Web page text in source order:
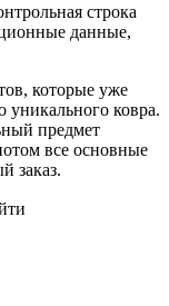
строка
данные,
которые уже
уникального ковра.
предмет
все основные
заказ.